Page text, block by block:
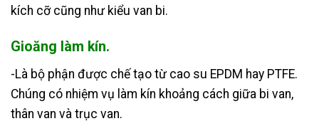
kích cỡ cũng như kiểu van bi.
Gioăng làm kín.
-Là bộ phận được chế tạo từ cao su EPDM hay PTFE.
Chúng có nhiệm vụ làm kín khoảng cách giữa bi van,
thân van và trục van.